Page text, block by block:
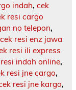
indah, cek
resi cargo
no telepon,
cek resi enz jawa
resi ili express
indah online,
resi jne cargo,
resi jne kargo,